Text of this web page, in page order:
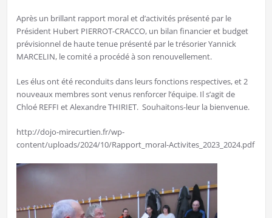
Après un brillant rapport moral et d’activités présenté par le
Président Hubert PIERROT-CRACCO, un bilan financier et budget
prévisionnel de haute tenue présenté par le trésorier Yannick
MARCELIN, le comité a procédé à son renouvellement.
Les élus ont été reconduits dans leurs fonctions respectives, et 2
nouveaux membres sont venus renforcer l’équipe. Il s’agit de
Chloé REFFI et Alexandre THIRIET. Souhaitons-leur la bienvenue.
http://dojo-mirecurtien.fr/wp-
content/uploads/2024/10/Rapport_moral-Activites_2023_2024.pdf